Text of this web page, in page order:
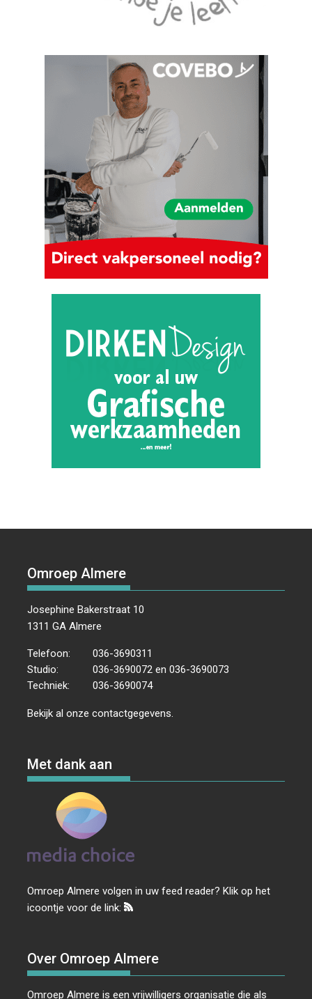
Omroep Almere
Josephine Bakerstraat 10
1311 GA Almere
Telefoon:
036-3690311
Studio:
036-3690072 en 036-3690073
Techniek:
036-3690074
Bekijk al onzecontactgegevens
Met dank aan
Omroep Almere volgen in uw feed reader? Klik op het
icoontje voor de link:
Over Omroep Almere
Omroep Almere is een vrijwilligers organisatie die als